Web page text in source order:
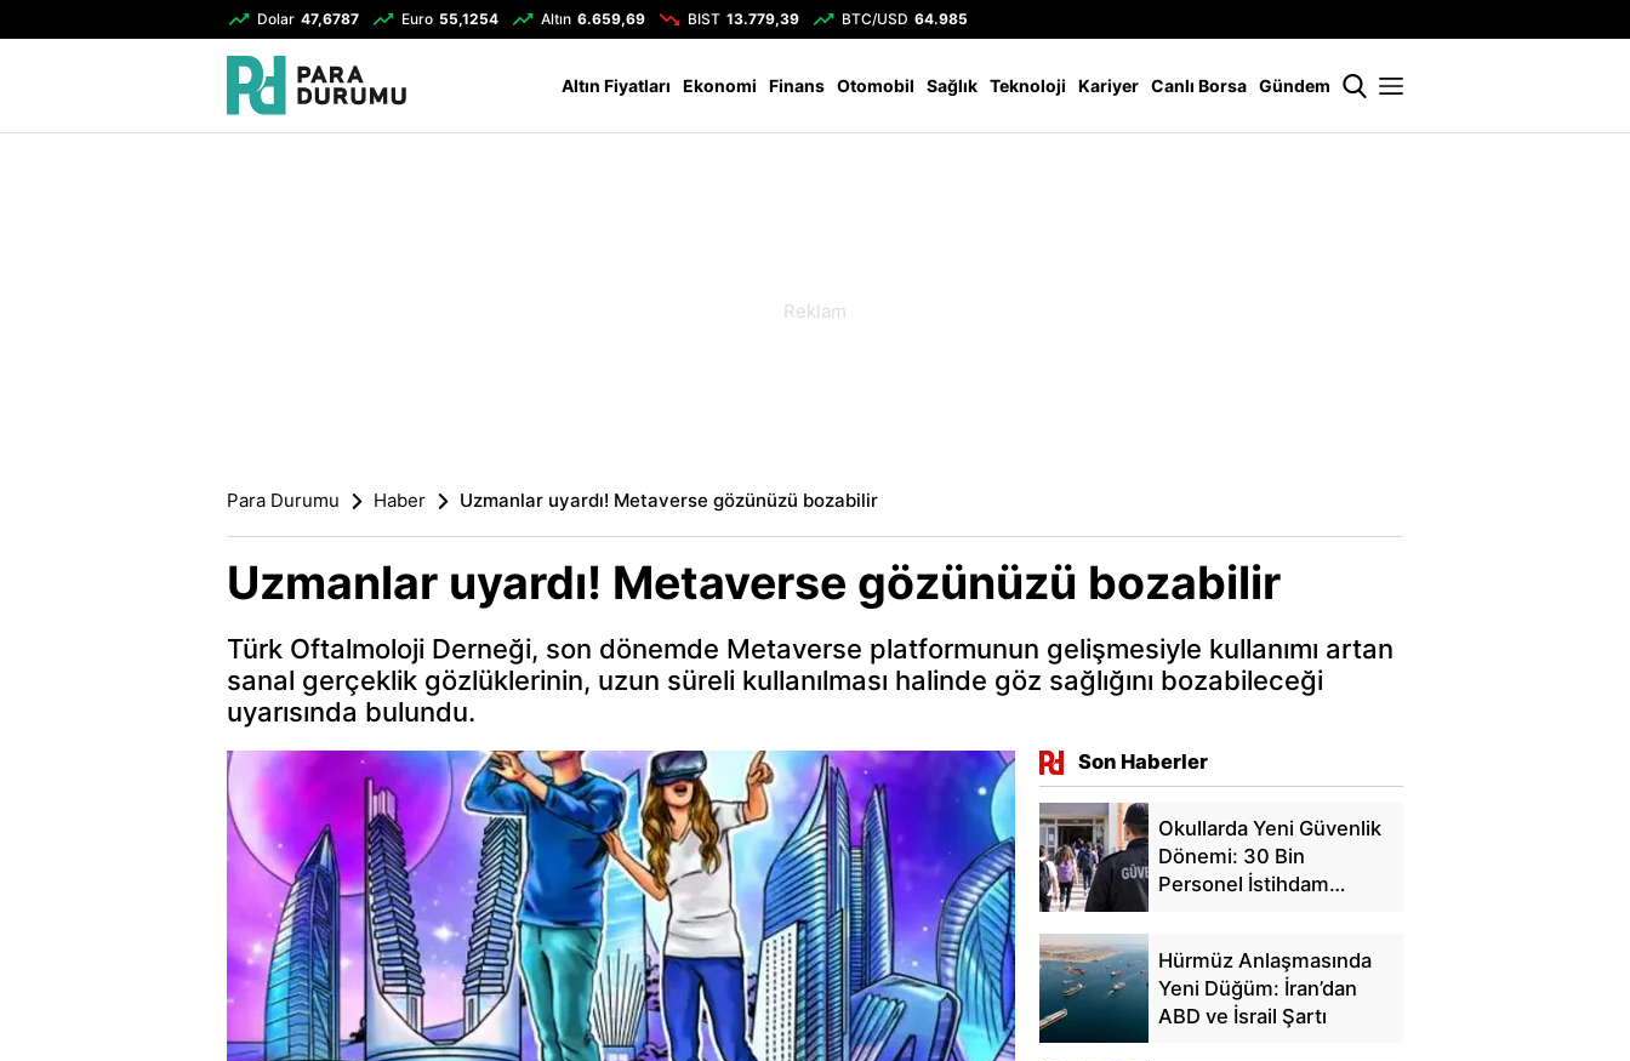
Dolar 47,6787 Euro 55,1254 Altın 6.659,69 BIST 13.779,39 BTC/USD 64.985
Altın Fiyatları Ekonomi Finans Otomobil Sağlık Teknoloji Kariyer Canlı Borsa Gündem
Para Durumu Haber Uzmanlar uyardı! Metaverse gözünüzü bozabilir
Uzmanlar uyardı! Metaverse gözünüzü bozabilir
Türk Oftalmoloji Derneği, son dönemde Metaverse platformunun gelişmesiyle kullanımı artan
sanal gerçeklik gözlüklerinin, uzun süreli kullanılması halinde göz sağlığını bozabileceği
uyarısında bulundu.
Son Haberler
Okullarda Yeni Güvenlik
Dönemi: 30 Bin
Personel İstihdam
Hürmüz Anlaşmasında
Yeni Düğüm: İran’dan
ABD ve İsrail Şartı